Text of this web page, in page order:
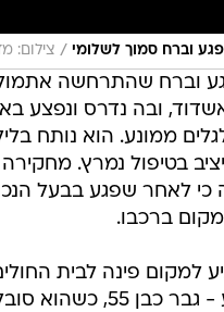
וברח סמוך לשלומי / צילום:
וברח שהתרחשה אתמול
ובה נדרס ונפצע
ממונע. הוא נותח
בטיפול נמרץ. מחקירה
כי לאחר שפגע בבעל
ברכבו.
למקום פינה לבית
בעיר את הפצוע - גבר כבן